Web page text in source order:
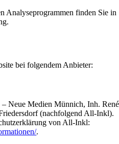
Analyseprogrammen finden Sie in
bei folgendem Anbieter:
Neue Medien Münnich, Inh. René
(nachfolgend All-Inkl).
von All-Inkl:
.